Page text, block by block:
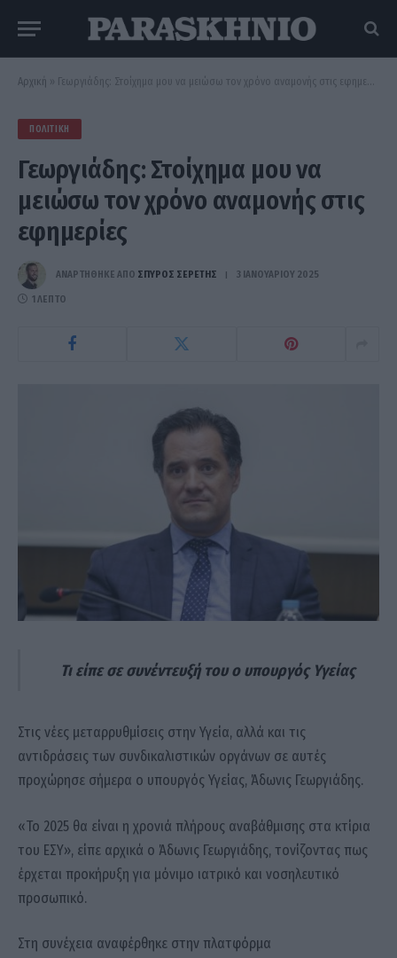
Αρχική » Γεωργιάδης: Στοίχημα μου να μειώσω τον χρόνο αναμονής στις εφημερίες
ΠΟΛΙΤΙΚΉ
Γεωργιάδης: Στοίχημα μου να
μειώσω τον χρόνο αναμονής στις
εφημερίες
ΑΝΑΡΤΗΘΗΚΕ ΑΠΟ ΣΠΎΡΟΣ ΣΕΡΈΤΗΣ 3 ΙΑΝΟΥΑΡΊΟΥ 2025
1 ΛΕΠΤΌ
Τι είπε σε συνέντευξή του ο υπουργός Υγείας
Στις νέες μεταρρυθμίσεις στην Υγεία, αλλά και τις
αντιδράσεις των συνδικαλιστικών οργάνων σε αυτές
προχώρησε σήμερα ο υπουργός Υγείας, Άδωνις Γεωργιάδης.
«Το 2025 θα είναι η χρονιά πλήρους αναβάθμισης στα κτίρια
του ΕΣΥ», είπε αρχικά ο Άδωνις Γεωργιάδης, τονίζοντας πως
έρχεται προκήρυξη για μόνιμο ιατρικό και νοσηλευτικό
προσωπικό.
Στη συνέχεια αναφέρθηκε στην πλατφόρμα